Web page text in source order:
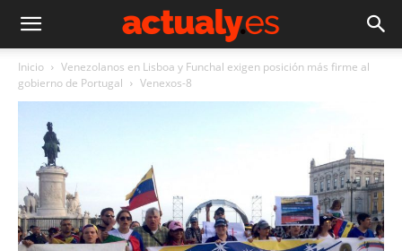
Inicio
Venezolanos en Lisboa y Funchal exigen posición más firme al
gobierno de Portugal
Venexos-8